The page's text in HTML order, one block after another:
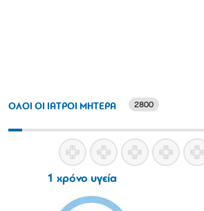
ΟΛΟΙ ΟΙ ΙΑΤΡΟΙ ΜΗΤΕΡΑ 2800
1 χρόνο υγεία